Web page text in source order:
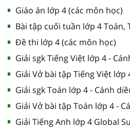
Giáo án lớp 4 (các môn học)
Bài tập cuối tuần lớp 4 Toán,
Đề thi lớp 4 (các môn học)
Giải sgk Tiếng Việt lớp 4 -
Giải Vở bài tập Tiếng Việt lớp
Giải sgk Toán lớp 4 - Cánh
Giải Vở bài tập Toán lớp 4 -
Giải Tiếng Anh lớp 4 Global